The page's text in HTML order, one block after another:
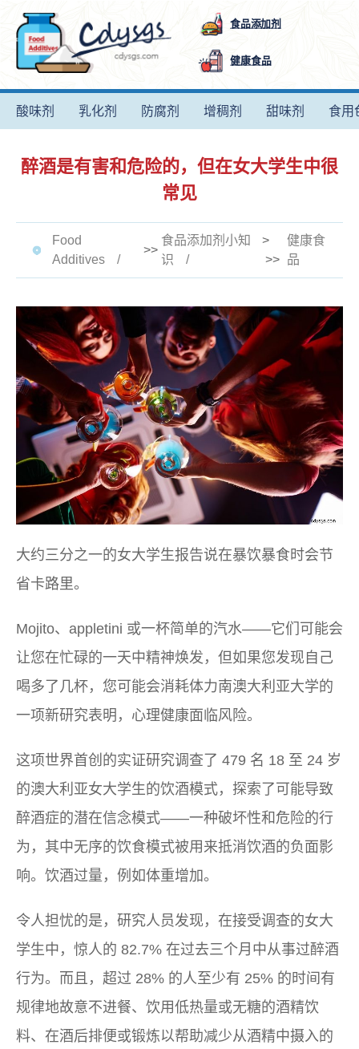
食品添加剂
健康食品
酸味剂 乳化剂 防腐剂 增稠剂 甜味剂 食用
醉酒是有害和危险的，但在女大学生中很
常见
Food
Additives
>>
食品添加剂小知
识
>
>>
健康食
品
大约三分之一的女大学生报告说在暴饮暴食时会节
省卡路里。
Mojito、appletini 或一杯简单的汽水——它们可能会
让您在忙碌的一天中精神焕发，但如果您发现自己
喝多了几杯，您可能会消耗体力南澳大利亚大学的
一项新研究表明，心理健康面临风险。
这项世界首创的实证研究调查了 479 名 18 至 24 岁
的澳大利亚女大学生的饮酒模式，探索了可能导致
醉酒症的潜在信念模式——一种破坏性和危险的行
为，其中无序的饮食模式被用来抵消饮酒的负面影
响。饮酒过量，例如体重增加。
令人担忧的是，研究人员发现，在接受调查的女大
学生中，惊人的 82.7% 在过去三个月中从事过醉酒
行为。而且，超过 28% 的人至少有 25% 的时间有
规律地故意不进餐、饮用低热量或无糖的酒精饮
料、在酒后排便或锻炼以帮助减少从酒精中摄入的